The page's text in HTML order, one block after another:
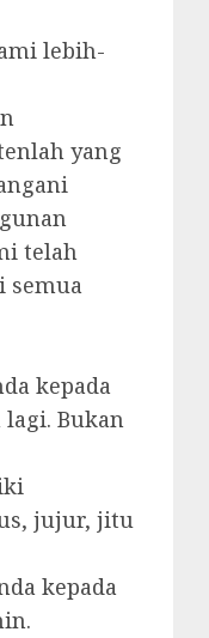
lebih-
yang
telah
semua
kepada
Bukan
jujur, jitu
kepada